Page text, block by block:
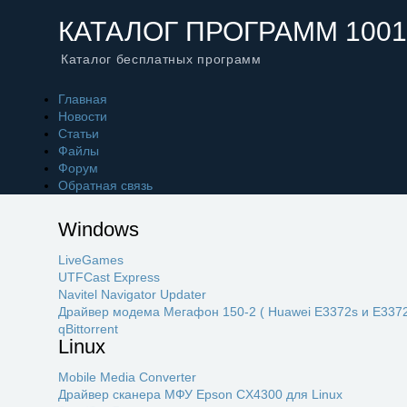
КАТАЛОГ ПРОГРАММ
Каталог бесплатных программ
Главная
Новости
Статьи
Файлы
Форум
Обратная связь
Windows
LiveGames
UTFCast Express
Navitel Navigator Updater
Драйвер модема Мегафон 150-2 ( Huawei E3372s и
qBittorrent
Linux
Mobile Media Converter
Драйвер сканера МФУ Epson CX4300 для Linux